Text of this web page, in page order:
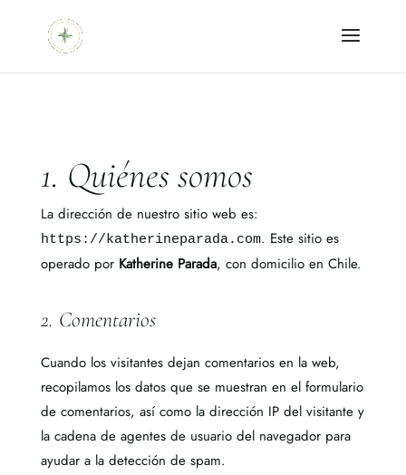
1. Quiénes somos
La dirección de nuestro sitio web es:
https://katherineparada.com. Este sitio es
operado por Katherine Parada, con domicilio en Chile.
2. Comentarios
Cuando los visitantes dejan comentarios en la web,
recopilamos los datos que se muestran en el formulario
de comentarios, así como la dirección IP del visitante y
la cadena de agentes de usuario del navegador para
ayudar a la detección de spam.